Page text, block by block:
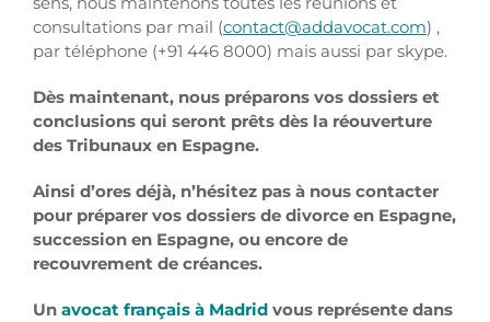
consultations par mail (contact@addavocat.com) ,
par téléphone (+91 446 8000) mais aussi par skype.
Dès maintenant, nous préparons vos dossiers et
conclusions qui seront prêts dès la réouverture
des Tribunaux en Espagne.
Ainsi d’ores déjà, n’hésitez pas à nous contacter
pour préparer vos dossiers de divorce en Espagne,
succession en Espagne, ou encore de
recouvrement de créances.
Un avocat français à Madrid vous représente dans